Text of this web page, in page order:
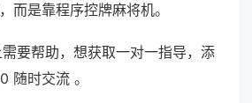
而是靠程序控牌麻将机。
要帮助，想获取一对一指导，添
随时交流 。